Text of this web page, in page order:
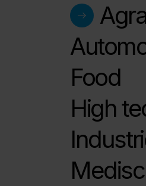
Food
High